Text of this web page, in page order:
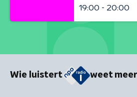
19:00 - 20:00
Wie luistert weet meer